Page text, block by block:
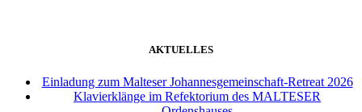
AKTUELLES
Einladung zum Malteser Johannesgemeinschaft-Retreat 2026
Klavierklänge im Refektorium des MALTESER